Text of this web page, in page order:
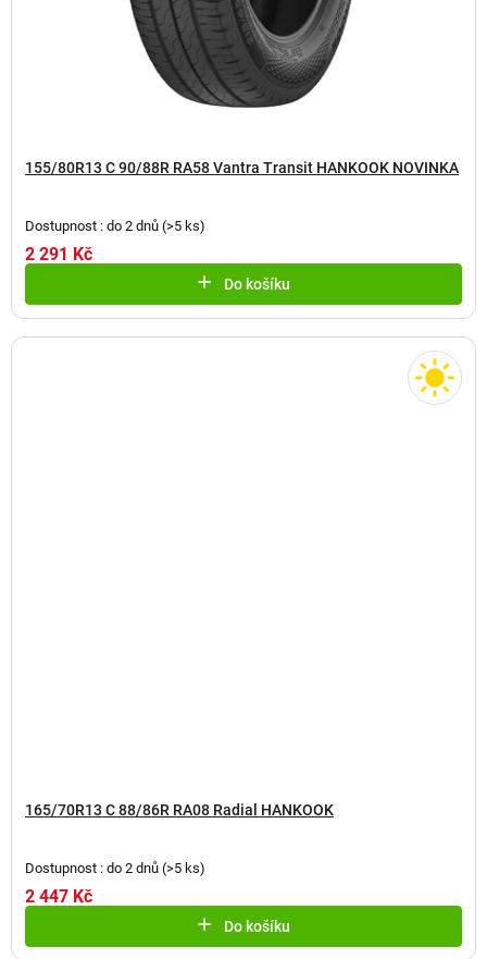
155/80R13 C 90/88R RA58 Vantra Transit HANKOOK NOVINKA
Dostupnost : do 2 dnů (>5 ks)
2 291 Kč
Do košíku
165/70R13 C 88/86R RA08 Radial HANKOOK
Dostupnost : do 2 dnů (>5 ks)
2 447 Kč
Do košíku